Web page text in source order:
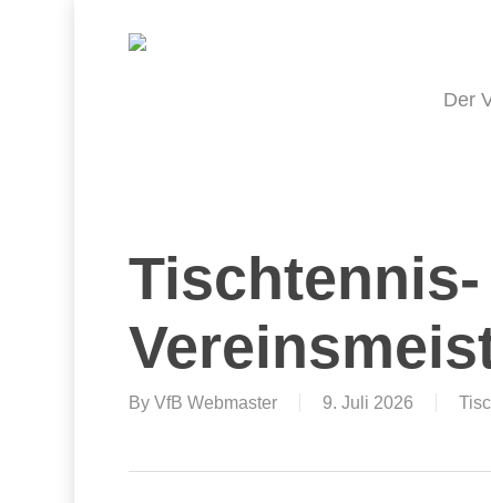
Der
Tischtennis-
By VfB Webmaster 9. Juli 2026